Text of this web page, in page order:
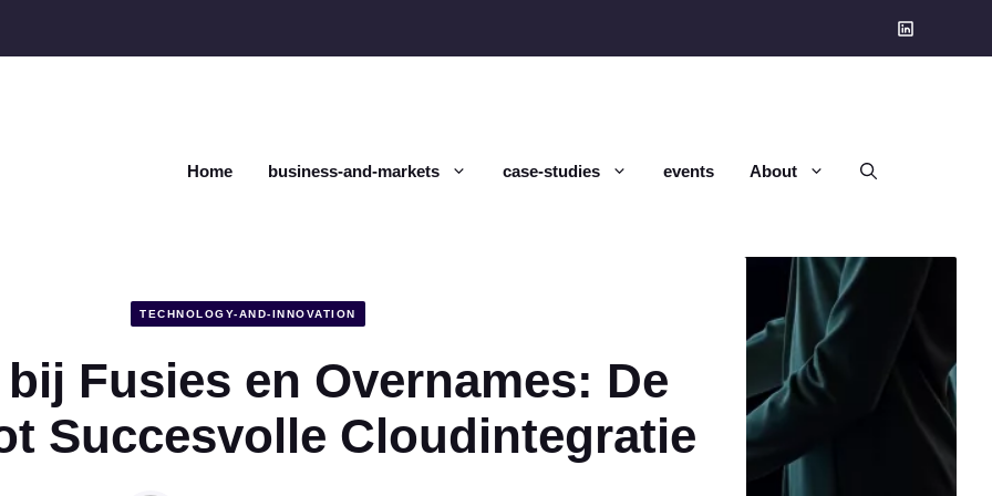
Home business-and-markets case-studies events About
TECHNOLOGY-AND-INNOVATION
Fusies en Overnames: De
Succesvolle Cloudintegratie